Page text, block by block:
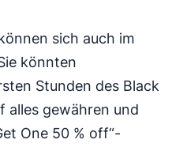
sich auch im
könnten
Stunden des Black
alles gewähren und
One 50 % off“-